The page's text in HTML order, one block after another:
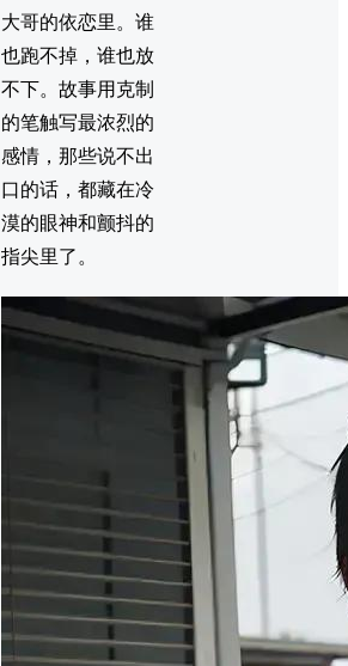
大哥的依恋里。谁
也跑不掉，谁也放
不下。故事用克制
的笔触写最浓烈的
感情，那些说不出
口的话，都藏在冷
漠的眼神和颤抖的
指尖里了。